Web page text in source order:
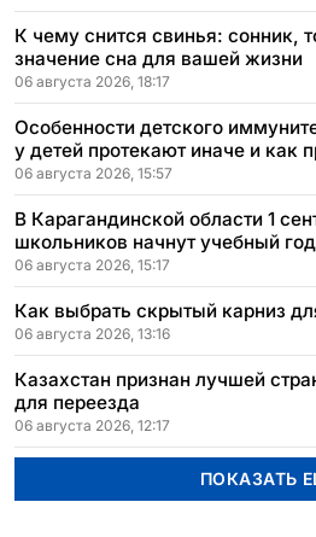
К чему снится свинья: сонник,
значение сна для вашей жизни
06 августа 2026, 18:17
Особенности детского
у детей протекают иначе и как
06 августа 2026, 15:57
В Карагандинской области 1
школьников начнут учебный год
06 августа 2026, 15:17
Как выбрать скрытый карниз
06 августа 2026, 13:16
Казахстан признан лучшей
для переезда
06 августа 2026, 12:17
ПОКАЗАТЬ